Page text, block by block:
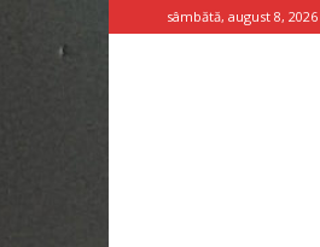
sâmbătă, august 8, 2026